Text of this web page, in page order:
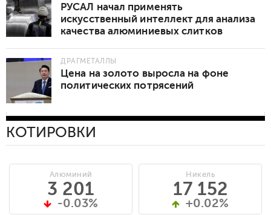
РУСАЛ начал применять
искусственный интеллект для анализа
качества алюминиевых слитков
ДРАГМЕТАЛЛЫ
Цена на золото выросла на фоне
политических потрясений
КОТИРОВКИ
Алюминий
3 201
-0.03%
Никель
17 152
+0.02%